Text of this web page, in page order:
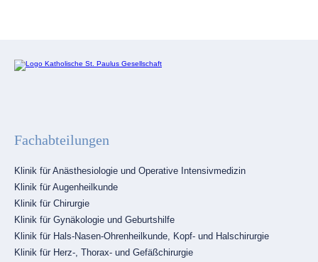
Fachabteilungen
Navigation
überspringen
Klinik für Anästhesiologie und Operative Intensivmedizin
Klinik für Augenheilkunde
Klinik für Chirurgie
Klinik für Gynäkologie und Geburtshilfe
Klinik für Hals-Nasen-Ohrenheilkunde, Kopf- und Halschirurgie
Klinik für Herz-, Thorax- und Gefäßchirurgie